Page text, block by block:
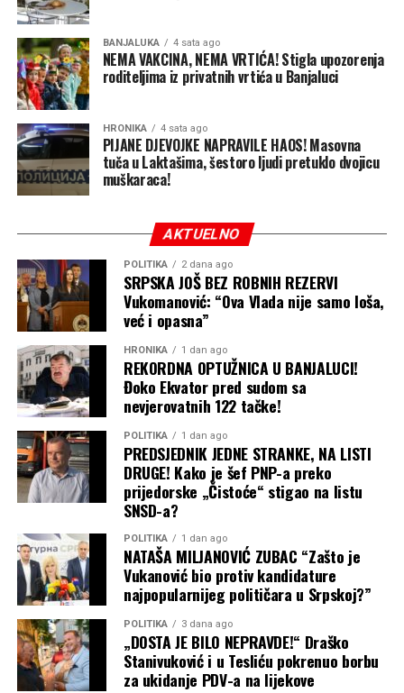
BANJALUKA 4 sata ago
NEMA VAKCINA, NEMA VRTIĆA! Stigla upozorenja
roditeljima iz privatnih vrtića u Banjaluci
HRONIKA 4 sata ago
PIJANE DJEVOJKE NAPRAVILE HAOS! Masovna
tuča u Laktašima, šestoro ljudi pretuklo dvojicu
muškaraca!
AKTUELNO
POLITIKA 2 dana ago
SRPSKA JOŠ BEZ ROBNIH REZERVI
Vukomanović: “Ova Vlada nije samo loša,
već i opasna”
HRONIKA 1 dan ago
REKORDNA OPTUŽNICA U BANJALUCI!
Đoko Ekvator pred sudom sa
nevjerovatnih 122 tačke!
POLITIKA 1 dan ago
PREDSJEDNIK JEDNE STRANKE, NA LISTI
DRUGE! Kako je šef PNP-a preko
prijedorske „Čistoće“ stigao na listu
SNSD-a?
POLITIKA 1 dan ago
NATAŠA MILJANOVIĆ ZUBAC “Zašto je
Vukanović bio protiv kandidature
najpopularnijeg političara u Srpskoj?”
POLITIKA 3 dana ago
„DOSTA JE BILO NEPRAVDE!“ Draško
Stanivuković i u Tesliću pokrenuo borbu
za ukidanje PDV-a na lijekove